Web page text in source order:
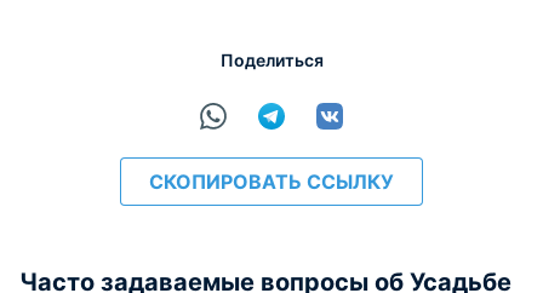
Поделиться
СКОПИРОВАТЬ ССЫЛКУ
Часто задаваемые вопросы об Усадьбе